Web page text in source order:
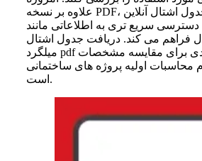
علاوه بر نسخه PDF، امکان استفاده از جدول اشتال آنلاین
دسترسی سریع تری به اطلاعاتی مانند
فراهم می کند. دریافت جدول اشتال
میلگرد pdf یک روش کاربردی برای مقایسه مشخصات
محاسبات اولیه پروژه های ساختمانی
است.